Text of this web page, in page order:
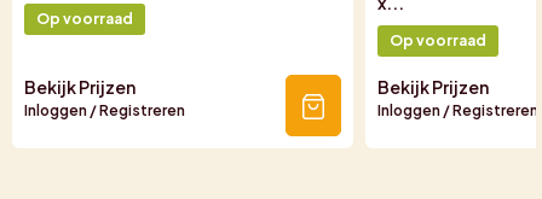
Op voorraad
Bekijk Prijzen
Inloggen / Registreren
Op voorraad
Bekijk Prijzen
Inloggen / Registreren